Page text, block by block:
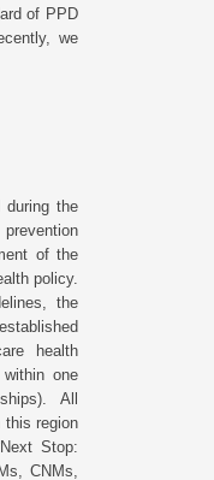
of PPD
we
during the
of the
policy.
the
health
one
All
this region
Stop:
CNMs,